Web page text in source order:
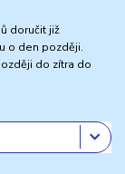
doručit již
o den později.
do zítra do